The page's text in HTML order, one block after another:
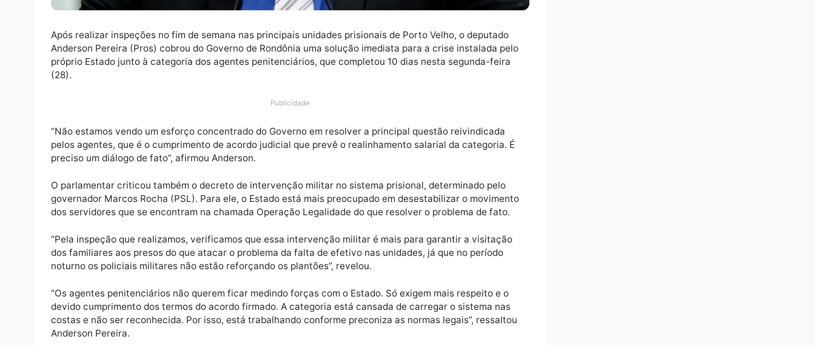
Anderson Pereira (Pros) cobrou do Governo de Rondônia uma solução imediata para a crise instalada pelo
próprio Estado junto à categoria dos agentes penitenciários, que completou 10 dias nesta segunda-feira
(28).
Publicidade
pelos agentes, que é o cumprimento de acordo judicial que prevê o realinhamento salarial da categoria. É
preciso um diálogo de fato”, afirmou Anderson.
O parlamentar criticou também o decreto de intervenção militar no sistema prisional, determinado pelo
governador Marcos Rocha (PSL). Para ele, o Estado está mais preocupado em desestabilizar o movimento
dos servidores que se encontram na chamada Operação Legalidade do que resolver o problema de fato.